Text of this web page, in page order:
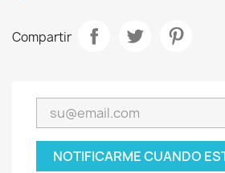
Compartir
NOTIFICARME CUANDO